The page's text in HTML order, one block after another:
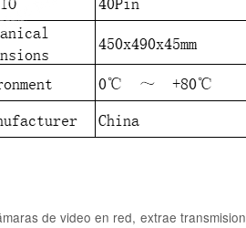
de video en red, extrae